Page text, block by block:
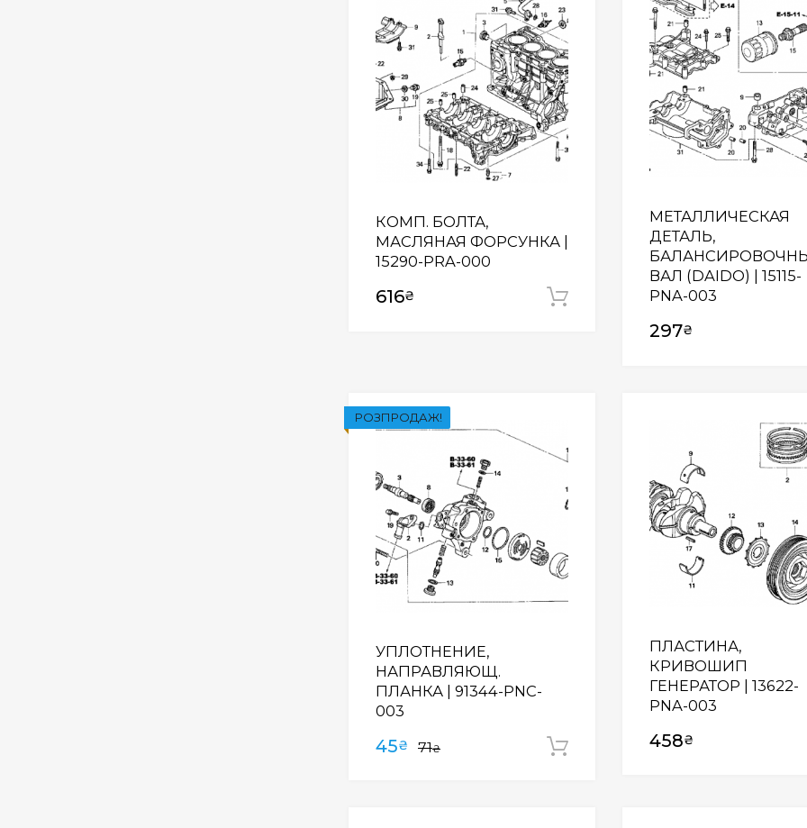
КОМП. БОЛТА,
МАСЛЯНАЯ ФОРСУНКА |
15290-PRA-000
616₴ Додати у кошик
МЕТАЛЛИЧЕСКАЯ
ДЕТАЛЬ,
ВАЛ (DAIDO) | 15115-
PNA-003
297₴
РОЗПРОДАЖ!
УПЛОТНЕНИЕ,
НАПРАВЛЯЮЩ.
ПЛАНКА | 91344-PNC-
003
71₴
45₴ Додати у кошик
ПЛАСТИНА,
КРИВОШИП
ГЕНЕРАТОР | 13622-
PNA-003
458₴